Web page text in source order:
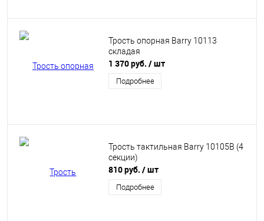
Трость опорная Barry 10113
складая
1 370 руб. / шт
Подробнее
Трость тактильная Barry 10105B (4
секции)
810 руб. / шт
Подробнее